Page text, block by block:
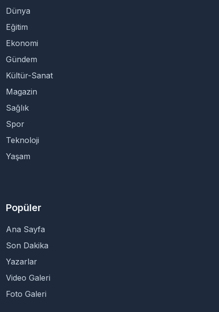
Dünya
Eğitim
Ekonomi
Gündem
Kültür-Sanat
Magazin
Sağlık
Spor
Teknoloji
Yaşam
Popüler
Ana Sayfa
Son Dakika
Yazarlar
Video Galeri
Foto Galeri